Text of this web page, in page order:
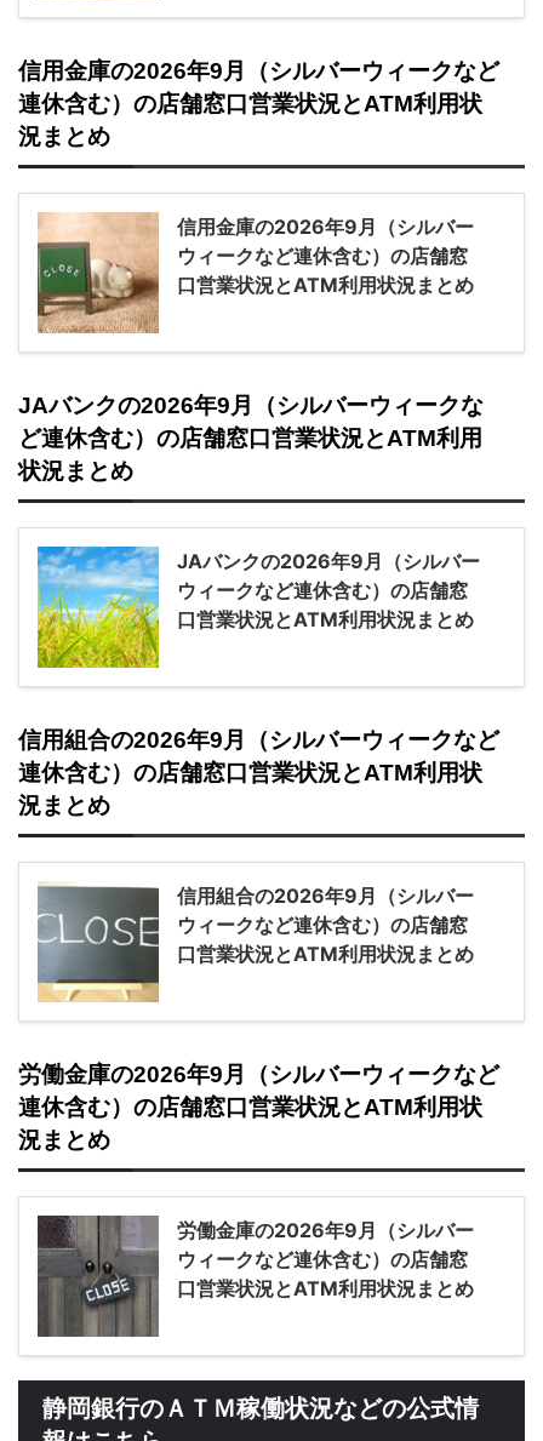
信用金庫の2026年9月（シルバーウィークなど
連休含む）の店舗窓口営業状況とATM利用状
況まとめ
信用金庫の2026年9月（シルバー
ウィークなど連休含む）の店舗窓
口営業状況とATM利用状況まとめ
JAバンクの2026年9月（シルバーウィークな
ど連休含む）の店舗窓口営業状況とATM利用
状況まとめ
JAバンクの2026年9月（シルバー
ウィークなど連休含む）の店舗窓
口営業状況とATM利用状況まとめ
信用組合の2026年9月（シルバーウィークなど
連休含む）の店舗窓口営業状況とATM利用状
況まとめ
信用組合の2026年9月（シルバー
ウィークなど連休含む）の店舗窓
口営業状況とATM利用状況まとめ
労働金庫の2026年9月（シルバーウィークなど
連休含む）の店舗窓口営業状況とATM利用状
況まとめ
労働金庫の2026年9月（シルバー
ウィークなど連休含む）の店舗窓
口営業状況とATM利用状況まとめ
静岡銀行のＡＴＭ稼働状況などの公式情